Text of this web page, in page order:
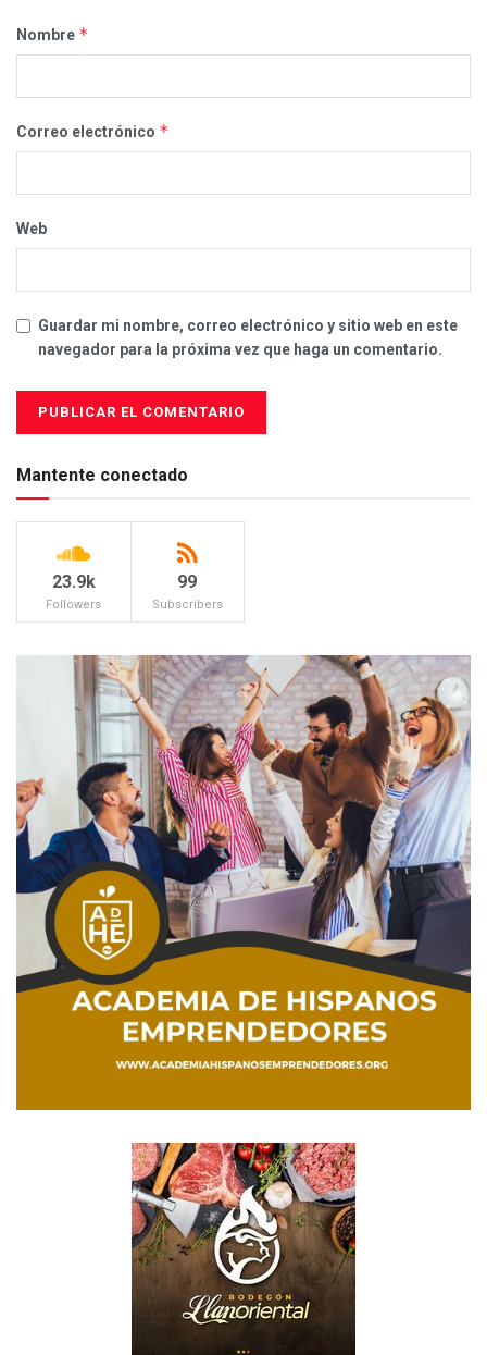
Nombre *
Correo electrónico *
Web
Guardar mi nombre, correo electrónico y sitio web en este
navegador para la próxima vez que haga un comentario.
Mantente conectado
23.9k
Followers
99
Subscribers